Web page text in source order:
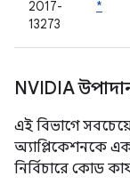
2017-
13273
*
NVIDIA
এই বিভাগে
অ্যাপ্লিকেশনকে একটি
নির্বিচারে কোড